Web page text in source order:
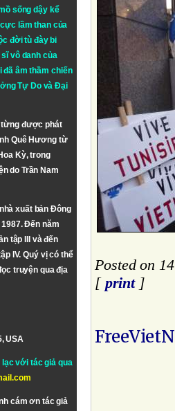
sống dậy kể
lầm than của
đời tù đày bi
vô danh của
âm thầm chiến
Tự DovàĐại
từng được phát
Quê Hương từ
Kỳ, trong
do Trần Nam
xuất bản Đông
Đến năm
tập III và đến
IV. Quý vị có thể
truyện qua địa
USA
lạc với tác giả qua
cám ơn tác giả
Posted on
[ print]